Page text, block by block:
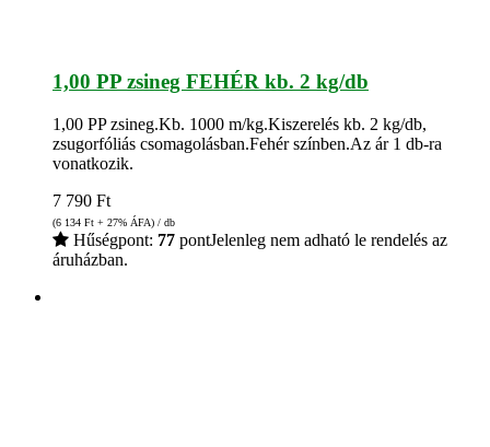
1,00 PP zsineg FEHÉR kb. 2 kg/db
1,00 PP zsineg.Kb. 1000 m/kg.Kiszerelés kb. 2 kg/db,
zsugorfóliás csomagolásban.Fehér színben.Az ár 1 db-ra
vonatkozik.
7 790 Ft
(6 134 Ft + 27% ÁFA) / db
Hűségpont: 77 pontJelenleg nem adható le rendelés az
áruházban.